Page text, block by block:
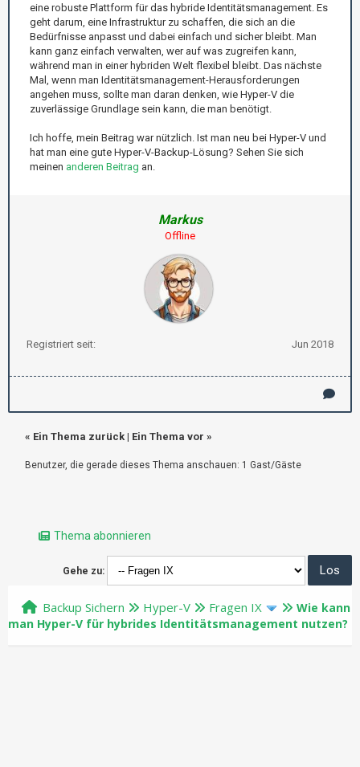
eine robuste Plattform für das hybride Identitätsmanagement. Es
geht darum, eine Infrastruktur zu schaffen, die sich an die
Bedürfnisse anpasst und dabei einfach und sicher bleibt. Man
kann ganz einfach verwalten, wer auf was zugreifen kann,
während man in einer hybriden Welt flexibel bleibt. Das nächste
Mal, wenn man Identitätsmanagement-Herausforderungen
angehen muss, sollte man daran denken, wie Hyper-V die
zuverlässige Grundlage sein kann, die man benötigt.
Ich hoffe, mein Beitrag war nützlich. Ist man neu bei Hyper-V und
hat man eine gute Hyper-V-Backup-Lösung? Sehen Sie sich
meinen anderen Beitrag an.
Markus
Offline
Registriert seit: Jun 2018
« Ein Thema zurück | Ein Thema vor »
Benutzer, die gerade dieses Thema anschauen: 1 Gast/Gäste
Thema abonnieren
Gehe zu:
Backup Sichern Hyper-V Fragen IX
Wie kann
man Hyper-V für hybrides Identitätsmanagement nutzen?